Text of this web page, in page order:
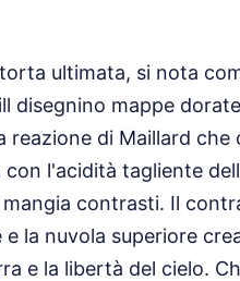
ultimata, si nota
disegnino mappe
reazione di Maillard
l'acidità tagliente
contrasti. Il
la nuvola superiore
e la libertà del cielo.